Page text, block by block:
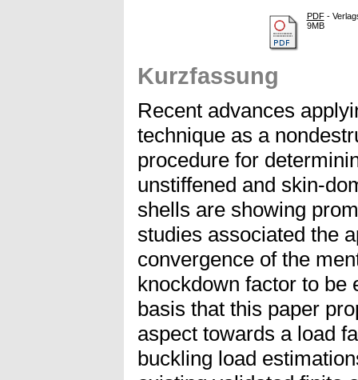
PDF-
9MB
Kurzfassung
Recent advances
technique as a
procedure for
unstiffened and skin-
shells are showing
studies associated the
convergence of the
knockdown factor to be
basis that this paper
aspect towards a load
buckling load